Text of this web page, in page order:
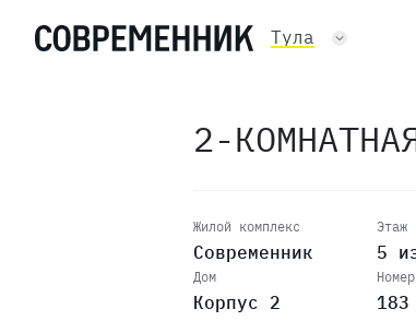
Тула
2-
Жилой комплекс
Современник
Дом
Корпус 2
Этаж
5
183
13